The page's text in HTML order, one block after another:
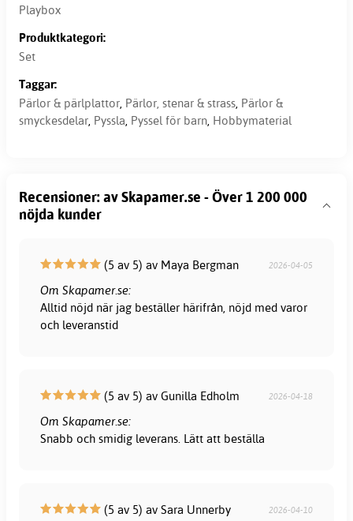
Playbox
Produktkategori:
Set
Taggar:
Pärlor & pärlplattor, Pärlor, stenar & strass, Pärlor &
smyckesdelar, Pyssla, Pyssel för barn, Hobbymaterial
Recensioner: av Skapamer.se - Över 1 200 000
nöjda kunder
(5 av 5) av Maya Bergman 2026-04-05
Om Skapamer.se:
Alltid nöjd när jag beställer härifrån, nöjd med varor
och leveranstid
(5 av 5) av Gunilla Edholm 2026-04-18
Om Skapamer.se:
Snabb och smidig leverans. Lätt att beställa
(5 av 5) av Sara Unnerby 2026-04-10